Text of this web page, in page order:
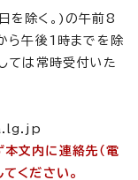
を除く。)の午前8
午後1時までを除
ては常時受付いた
文内に連絡先（電
ください。